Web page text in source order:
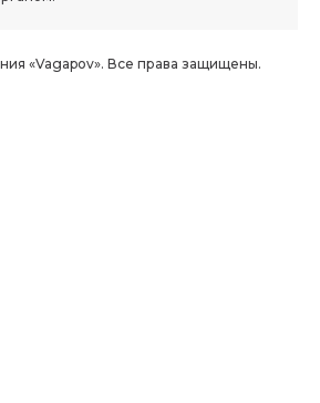
«Vagapov». Все права защищены.